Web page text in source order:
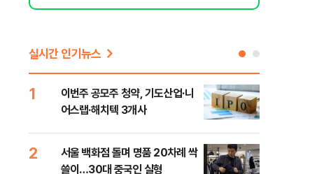
실시간 인기뉴스
1
이번주 공모주 청약, 기도산업·니
어스랩·해치텍 3개사
2
서울 백화점 돌며 명품 20차례 싹
쓸이…30대 중국인 실형